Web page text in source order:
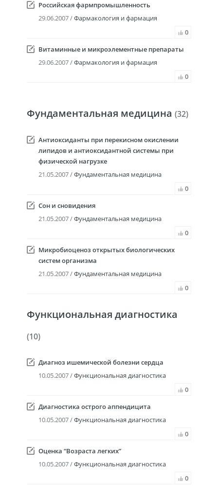
Российская фармпромышленность
29.06.2007 /Фармакология и фармация
0
Витаминные и микроэлементные препараты
29.06.2007 /Фармакология и фармация
0
Фундаментальная медицина (32)
Антиоксиданты при перекисном окислении
липидов и антиоксидантной системы при
физической нагрузке
21.05.2007 /Фундаментальная медицина
0
Сон и сновидения
21.05.2007 /Фундаментальная медицина
0
Микробиоценоз открытых биологических
систем организма
21.05.2007 /Фундаментальная медицина
0
Функциональная диагностика
(10)
Диагноз ишемической болезни сердца
10.05.2007 /Функциональная диагностика
0
Диагностика острого аппендицита
10.05.2007 /Функциональная диагностика
0
Оценка “Возраста легких”
10.05.2007 /Функциональная диагностика
0